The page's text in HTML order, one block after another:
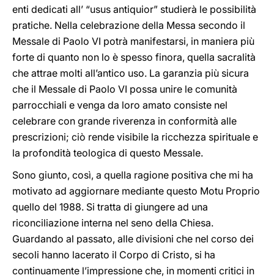
enti dedicati all’ “usus antiquior” studierà le possibilità
pratiche. Nella celebrazione della Messa secondo il
Messale di Paolo VI potrà manifestarsi, in maniera più
forte di quanto non lo è spesso finora, quella sacralità
che attrae molti all’antico uso. La garanzia più sicura
che il Messale di Paolo VI possa unire le comunità
parrocchiali e venga da loro amato consiste nel
celebrare con grande riverenza in conformità alle
prescrizioni; ciò rende visibile la ricchezza spirituale e
la profondità teologica di questo Messale.
Sono giunto, così, a quella ragione positiva che mi ha
motivato ad aggiornare mediante questo Motu Proprio
quello del 1988. Si tratta di giungere ad una
riconciliazione interna nel seno della Chiesa.
Guardando al passato, alle divisioni che nel corso dei
secoli hanno lacerato il Corpo di Cristo, si ha
continuamente l’impressione che, in momenti critici in